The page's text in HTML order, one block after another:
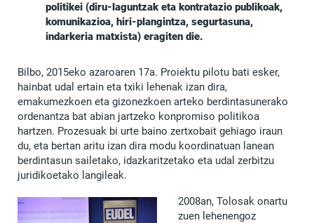
politikei (diru-laguntzak eta kontratazio publikoak,
komunikazioa, hiri-plangintza, segurtasuna,
indarkeria matxista) eragiten die.
Bilbo, 2015eko azaroaren 17a. Proiektu pilotu bati esker,
hainbat udal ertain eta txiki lehenak izan dira,
emakumezkoen eta gizonezkoen arteko berdintasunerako
ordenantza bat abian jartzeko konpromiso politikoa
hartzen. Prozesuak bi urte baino zertxobait gehiago iraun
du, eta bertan aritu izan dira modu koordinatuan lanean
berdintasun sailetako, idazkaritzetako eta udal zerbitzu
juridikoetako langileak.
2008an, Tolosak onartu
zuen lehenengoz